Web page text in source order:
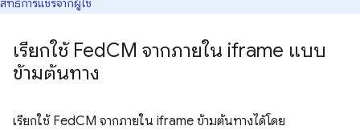
เรียกใช้ FedCM จากภายใน iframe แบบ
ข้ามต้นทาง
เรียกใช้ FedCM จากภายใน iframe ข้ามต้นทางได้โดย